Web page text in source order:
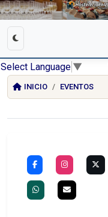
Select Language ▼
INICIO EVENTOS